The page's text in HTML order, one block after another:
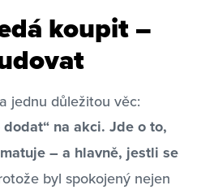
koupit –
jednu důležitou věc:
na akci. Jde o to,
– a hlavně, jestli se
byl spokojený nejen